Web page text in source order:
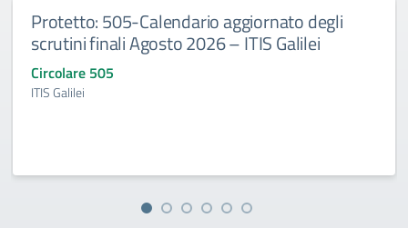
Protetto: 505-Calendario aggiornato degli
scrutini finali Agosto 2026 – ITIS Galilei
Circolare 505
ITIS Galilei